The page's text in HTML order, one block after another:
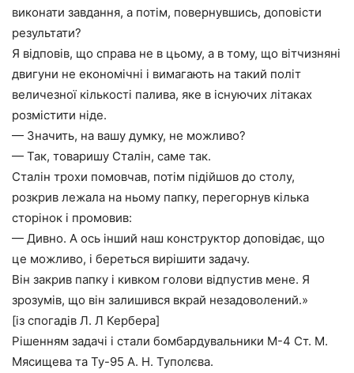
виконати завдання, а потім, повернувшись, доповісти
результати?
Я відповів, що справа не в цьому, а в тому, що вітчизняні
двигуни не економічні і вимагають на такий політ
величезної кількості палива, яке в існуючих літаках
розмістити ніде.
— Значить, на вашу думку, не можливо?
— Так, товаришу Сталін, саме так.
Сталін трохи помовчав, потім підійшов до столу,
розкрив лежала на ньому папку, перегорнув кілька
сторінок і промовив:
— Дивно. А ось інший наш конструктор доповідає, що
це можливо, і береться вирішити задачу.
Він закрив папку і кивком голови відпустив мене. Я
зрозумів, що він залишився вкрай незадоволений.»
[із спогадів Л. Л Кербера]
Рішенням задачі і стали бомбардувальники М-4 Ст. М.
Мясищева та Ту-95 А. Н. Туполєва.